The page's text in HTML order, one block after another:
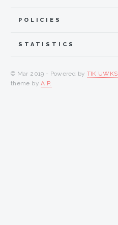
POLICIES
STATISTICS
© Mar 2019 - Powered by TIK UWKS
theme byA.P.